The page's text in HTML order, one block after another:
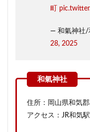
町
— 和氣神社/
28, 2025
住所：岡山県和気
アクセス：JR和気